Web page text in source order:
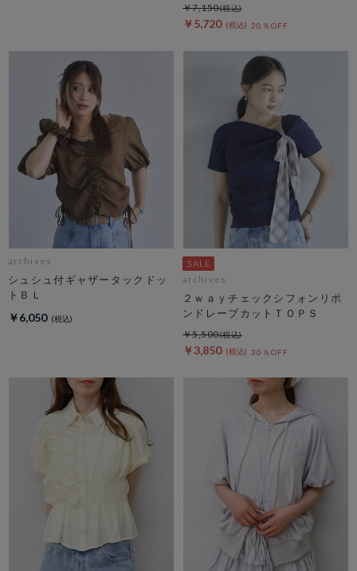
￥5,720 20％OFF
￥7,150
archives
シュシュ付ギャザータックドッ
トＢＬ
￥6,050
archives
２ｗａｙチェックシフォンリボ
ンドレープカットＴＯＰＳ
￥3,850 30％OFF
￥5,500